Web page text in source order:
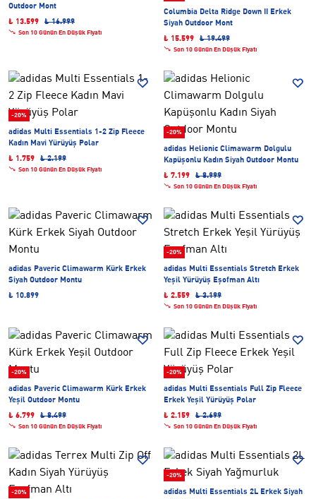
Outdoor Mont
₺ 13.599
₺ 16.999
Son 10 Günün En Düşük Fiyatı
Columbia Delta Ridge Down II Erkek
Siyah Outdoor Mont
₺ 15.599
₺ 19.499
Son 10 Günün En Düşük Fiyatı
-20%
adidas Multi Essentials 1-2 Zip Fleece
Kadın Mavi Yürüyüş Polar
₺ 1.759
₺ 2.199
Son 10 Günün En Düşük Fiyatı
-20%
adidas Helionic Climawarm Dolgulu
Kapüşonlu Kadın Siyah Outdoor Montu
₺ 7.199
₺ 8.999
Son 10 Günün En Düşük Fiyatı
adidas Paveric Climawarm Kürk Erkek
Siyah Outdoor Montu
₺ 10.899
-20%
adidas Multi Essentials Stretch Erkek
Yeşil Yürüyüş Eşofman Altı
₺ 2.559
₺ 3.199
Son 10 Günün En Düşük Fiyatı
-20%
adidas Paveric Climawarm Kürk Erkek
Yeşil Outdoor Montu
₺ 6.799
₺ 8.499
Son 10 Günün En Düşük Fiyatı
-20%
adidas Multi Essentials Full Zip Fleece
Erkek Yeşil Yürüyüş Polar
₺ 2.159
₺ 2.699
Son 10 Günün En Düşük Fiyatı
-20%
-20%
adidas Multi Essentials 2L Erkek Siyah